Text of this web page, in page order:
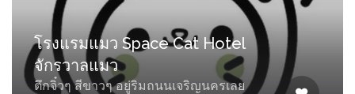
โรงแรมแมว Space Cat Hotel
จักรวาลแมว
ตึกจิ๋วๆ สีขาวๆ อยู่ริมถนนเจริญนครเลย